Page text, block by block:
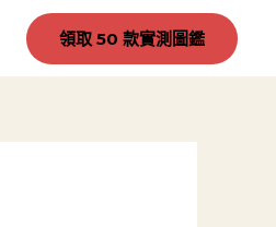
領取 50 款實測圖鑑